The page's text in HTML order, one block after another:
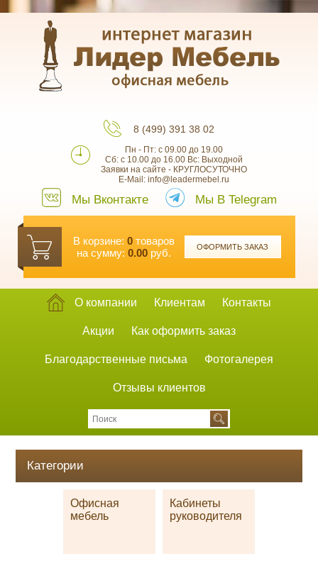
8 (499) 391 38 02
Пн - Пт: с 09.00 до 19.00
Сб: с 10.00 до 16.00 Вс: Выходной
Заявки на сайте - КРУГЛОСУТОЧНО
E-Mail: info@leadermebel.ru
Мы Вконтакте Мы В Telegram
В корзине: 0товаров
на сумму: 0.00 руб. ОФОРМИТЬ ЗАКАЗ
О компании Клиентам Контакты
Акции Как оформить заказ
Благодарственные письма Фотогалерея
Отзывы клиентов
Категории
Офисная
мебель
Кабинеты
руководителя